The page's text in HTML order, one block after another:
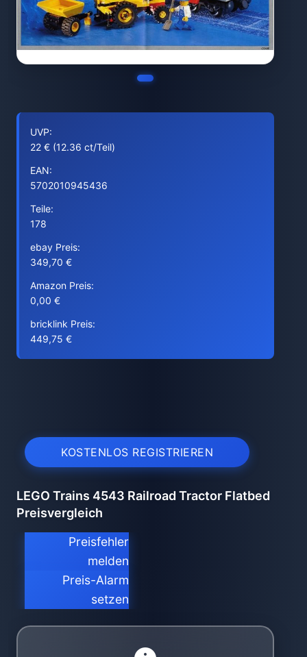
UVP:
22 € (12.36 ct/Teil)
EAN:
5702010945436
Teile:
178
ebay Preis:
349,70 €
Amazon Preis:
0,00 €
bricklink Preis:
449,75 €
KOSTENLOS REGISTRIEREN
LEGO Trains 4543 Railroad Tractor Flatbed
Preisvergleich
Preisfehler
melden
Preis-Alarm
setzen